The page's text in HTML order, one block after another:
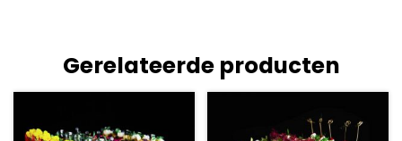
Gerelateerde producten